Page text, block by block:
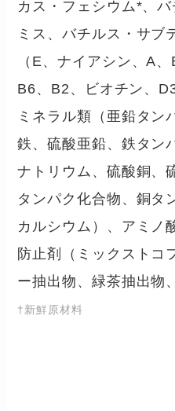
カス・フェシウム*、
ミス、バチルス・サブ
（E、ナイアシン、A
B6、B2、ビオチン、
ミネラル類（亜鉛タン
鉄、硫酸亜鉛、鉄タン
ナトリウム、硫酸銅、
タンパク化合物、銅タ
カルシウム）、アミノ
防止剤（ミックストコ
ー抽出物、緑茶抽出物
†新鮮原材料